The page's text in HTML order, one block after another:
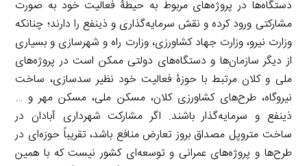
دستگاه‌ها در پروژه‌های مربوط به حیطۀ فعالیت خود به صورت
مشارکتی ورود کرده و نقش سرمایه‌گذاری و ذینفع را دارند؛ چنانکه
وزارت نیرو، وزارت جهاد کشاورزی، وزارت راه و شهرسازی و بسیاری
از دیگر سازمان‌ها و دستگاه‌های دولتی ممکن است در پروژه‌های
ملی و کلان مرتبط با حوزۀ فعالیت خود نظیر سدسازی، ساخت
نیروگاه، طرح‌های کشاورزی کلان، مسکن ملی، مسکن مهر و …
ذینفع و سرمایه‌گذار باشند. اگر مشارکت شهرداری آبادان در
ساخت متروپل مصداق بروز تعارض منافع باشد، تقریباً حوزه‌ای در
طرح‌ها و پروژه‌های عمرانی و توسعه‌ای کشور نیست که با همین